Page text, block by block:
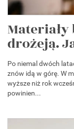
drożeją.
Po niemal dwóch
znów idą w górę. W
wyższe niż rok
powinien...